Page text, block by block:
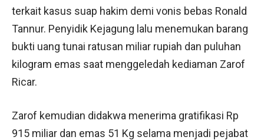
terkait kasus suap hakim demi vonis bebas Ronald
Tannur. Penyidik Kejagung lalu menemukan barang
bukti uang tunai ratusan miliar rupiah dan puluhan
kilogram emas saat menggeledah kediaman Zarof
Ricar.
Zarof kemudian didakwa menerima gratifikasi Rp
915 miliar dan emas 51 Kg selama menjadi pejabat